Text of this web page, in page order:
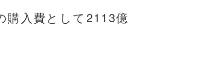
購入費として2113億